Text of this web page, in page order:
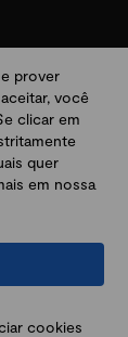
SP, 04538-133,
e prover
você
clicar em
quer
em nossa
cookies